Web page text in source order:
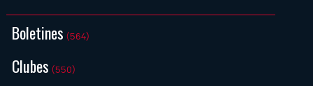
Boletines (564)
Clubes (550)